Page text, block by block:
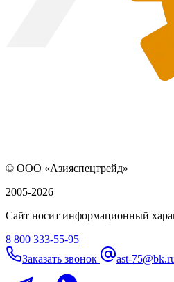
© ООО «Азияспецтрейд»
2005-2026
Сайт носит информационный
8 800 333-55-95
Заказать звонок
ast-